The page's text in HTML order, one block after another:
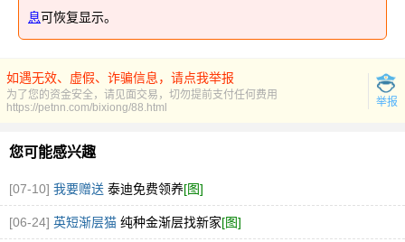
息可恢复显示。
如遇无效、虚假、诈骗信息，请点我举报
为了您的资金安全，请见面交易，切勿提前支付任何费用
举报
https://petnn.com/bixiong/88.html
您可能感兴趣
[07-10] 我要赠送 泰迪免费领养[图]
[06-24] 英短渐层猫 纯种金渐层找新家[图]